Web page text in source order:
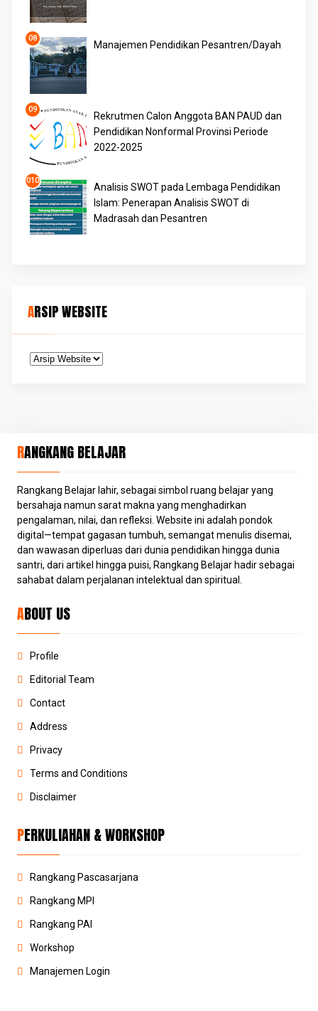
Manajemen Pendidikan Pesantren/Dayah
Rekrutmen Calon Anggota BAN PAUD dan
Pendidikan Nonformal Provinsi Periode
2022-2025
Analisis SWOT pada Lembaga Pendidikan
Islam: Penerapan Analisis SWOT di
Madrasah dan Pesantren
ARSIP WEBSITE
RANGKANG BELAJAR
Rangkang Belajar lahir, sebagai simbol ruang belajar yang
bersahaja namun sarat makna yang menghadirkan
pengalaman, nilai, dan refleksi. Website ini adalah pondok
digital—tempat gagasan tumbuh, semangat menulis disemai,
dan wawasan diperluas dari dunia pendidikan hingga dunia
santri, dari artikel hingga puisi, Rangkang Belajar hadir sebagai
sahabat dalam perjalanan intelektual dan spiritual.
ABOUT US
Profile
Editorial Team
Contact
Address
Privacy
Terms and Conditions
Disclaimer
PERKULIAHAN & WORKSHOP
Rangkang Pascasarjana
Rangkang MPI
Rangkang PAI
Workshop
Manajemen Login